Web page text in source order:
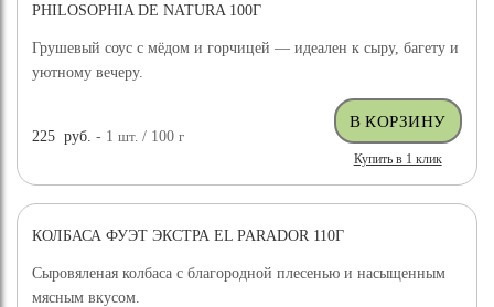
PHILOSOPHIA DE NATURA 100Г
Грушевый соус с мёдом и горчицей — идеален к сыру, багету и
уютному вечеру.
225 руб. - 1шт. / 100г
Купить в 1 клик
КОЛБАСА ФУЭТ ЭКСТРА EL PARADOR 110Г
Сыровяленая колбаса с благородной плесенью и насыщенным
мясным вкусом.